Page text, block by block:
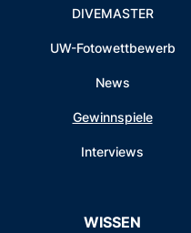
DIVEMASTER
UW-Fotowettbewerb
News
Gewinnspiele
Interviews
WISSEN